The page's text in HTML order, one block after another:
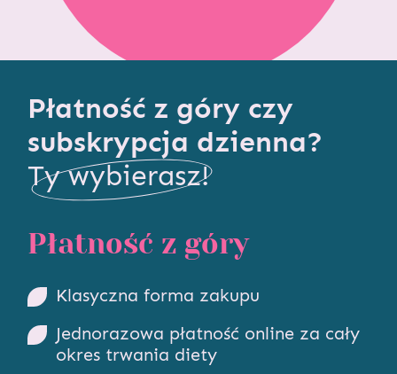
Płatność z góry czy
subskrypcja dzienna?
Ty wybierasz!
Płatność z góry
Klasyczna forma zakupu
Jednorazowa płatność online za cały
okres trwania diety